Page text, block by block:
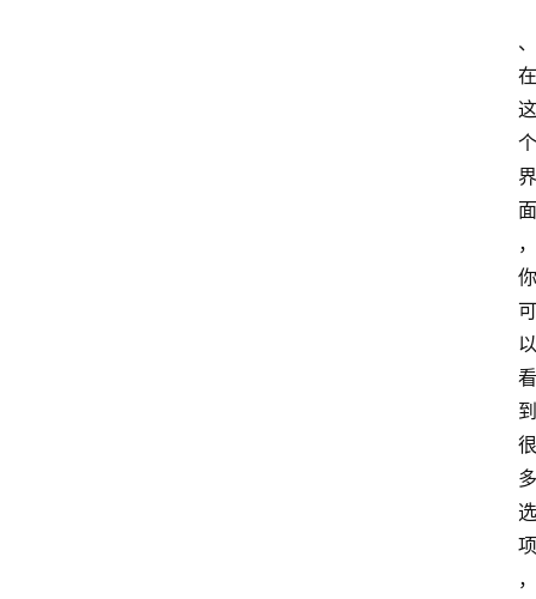
、
在
这
个
界
面
，
你
可
以
看
到
很
多
选
项
，